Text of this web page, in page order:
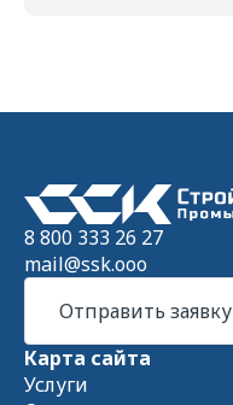
8 800 333 26 27
mail@ssk.ooo
Отправить заявку
Карта сайта
Услуги